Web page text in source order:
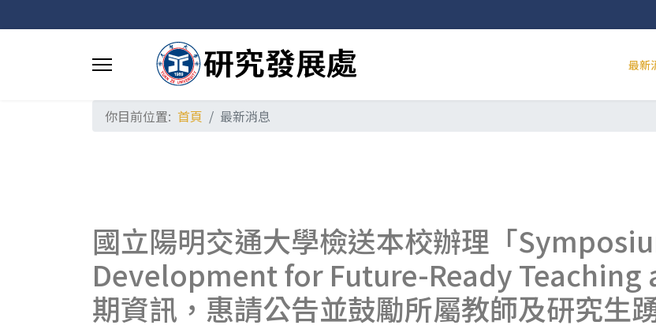
最新
你目前位置: 首頁 最新消息
國立陽明交通大學檢送本校辦理「
Development for Future-Ready Teaching
期資訊，惠請公告並鼓勵所屬教師及研究生